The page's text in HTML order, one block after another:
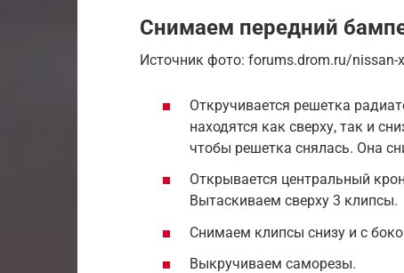
Снимаем передний
Источник фото: forums.drom.ru/
Откручивается решетка
находятся как сверху, так и
чтобы решетка снялась. Она
Открывается центральный
Вытаскиваем сверху 3 клипсы.
Снимаем клипсы снизу и с
Выкручиваем саморезы.